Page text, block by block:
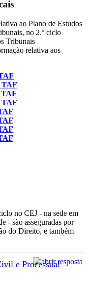
ao Plano de Estudos
no 2.º ciclo
Tribunais
relativa aos
TAF
TAF
TAF
no CEJ - na sede em
- são asseguradas por
do Direito, e também
e Processual